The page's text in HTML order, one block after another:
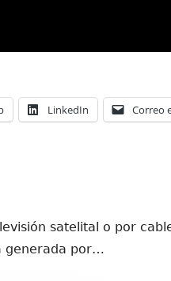
Abrir
en
LinkedIn
Abrir
en
Correo
satelital o por
generada por…